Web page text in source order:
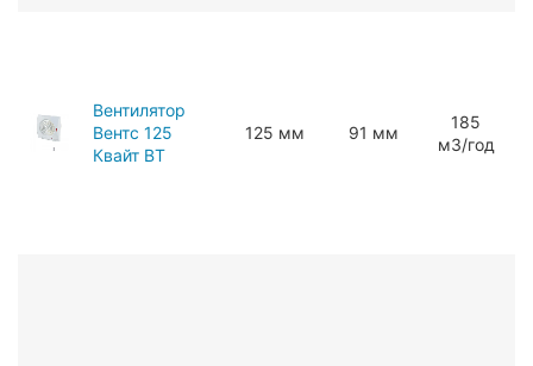
Вентилятор
Вентс 125
Квайт ВТ
125 мм 91 мм
185
мЗ/год